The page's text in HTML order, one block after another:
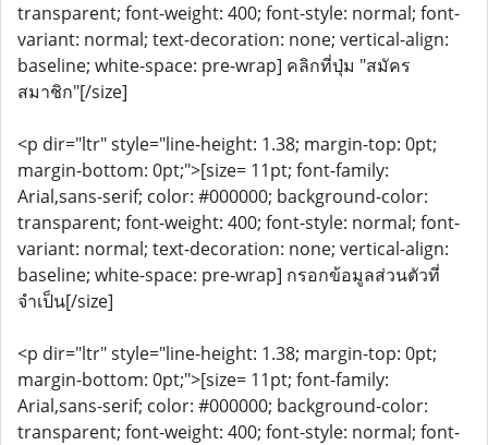
transparent; font-weight: 400; font-style: normal; font-
variant: normal; text-decoration: none; vertical-align:
baseline; white-space: pre-wrap] คลิกที่ปุ่ม "สมัคร
สมาชิก"[/size]
<p dir="ltr" style="line-height: 1.38; margin-top: 0pt;
margin-bottom: 0pt;">[size= 11pt; font-family:
Arial,sans-serif; color: #000000; background-color:
transparent; font-weight: 400; font-style: normal; font-
variant: normal; text-decoration: none; vertical-align:
baseline; white-space: pre-wrap] กรอกข้อมูลส่วนตัวที่
จำเป็น[/size]
<p dir="ltr" style="line-height: 1.38; margin-top: 0pt;
margin-bottom: 0pt;">[size= 11pt; font-family:
Arial,sans-serif; color: #000000; background-color:
transparent; font-weight: 400; font-style: normal; font-